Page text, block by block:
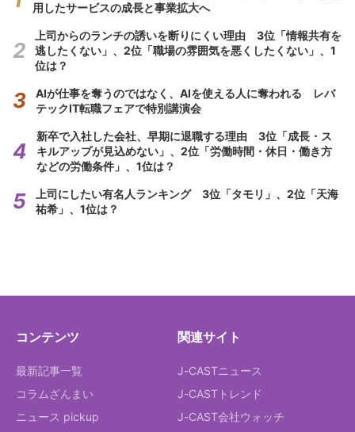
用したサービスの成長と事業拡大へ
上司からのランチの誘いを断りにくい理由 3位「情報共有を
逃したくない」、2位「職場の雰囲気を悪くしたくない」、1
位は？
AIが仕事を奪うのではなく、AIを使える人に奪われる レバ
テックIT転職フェアで特別講演会
新卒で入社した会社、早期に退職する理由 3位「成長・ス
キルアップが見込めない」、2位「労働時間・休日・働き方
などの労働条件」、1位は？
上司にしたい有名人ランキング 3位「タモリ」、2位「天海
祐希」、1位は？
コンテンツ
最新記事一覧
コラムざんまい
ニュース pickup
関連サイト
J-CASTニュース
J-CASTトレンド
J-CAST会社ウォッチ